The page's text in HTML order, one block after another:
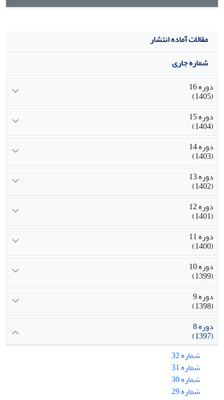
مقالات آماده انتشار
شماره جاری
دوره 16
(1405)
دوره 15
(1404)
دوره 14
(1403)
دوره 13
(1402)
دوره 12
(1401)
دوره 11
(1400)
دوره 10
(1399)
دوره 9
(1398)
دوره 8
(1397)
شماره 32
شماره 31
شماره 30
شماره 29